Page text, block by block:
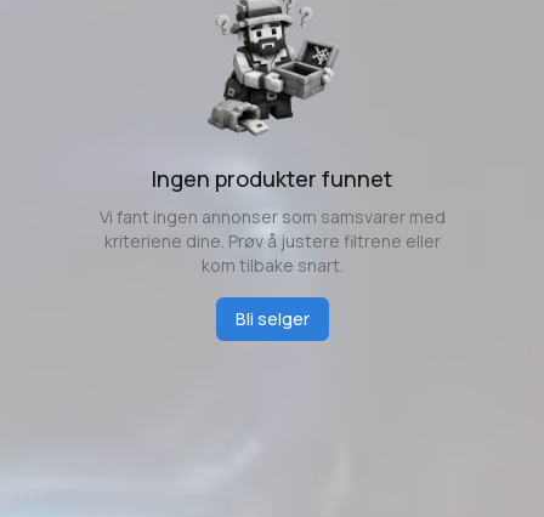
Ingen produkter funnet
Vi fant ingen annonser som samsvarer med
kriteriene dine. Prøv å justere filtrene eller
kom tilbake snart.
Bli selger